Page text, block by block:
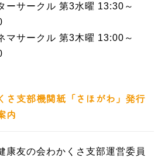
ーサークル 第3水曜 13:30～
マサークル 第3木曜 13:00～
さ支部機関紙「さほがわ」発行
内
康友の会わかくさ支部運営委員